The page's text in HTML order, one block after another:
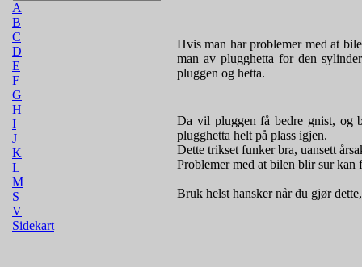
A
B
C
D
E
F
G
H
I
J
K
L
M
S
V
Sidekart
Hvis man har problemer med at
man av plugghetta for den
pluggen og hetta.
Da vil pluggen få bedre gnist, og
plugghetta helt på plass igjen.
Dette trikset funker bra, uansett
Problemer med at bilen blir sur
Bruk helst hansker når du gjør